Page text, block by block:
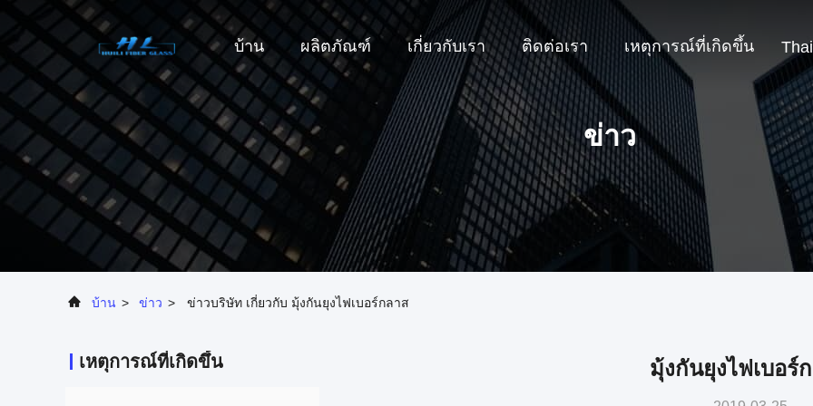
บ้าน ผลิตภัณฑ์ เกี่ยวกับเรา ติดต่อเรา เหตุการณ์ที่เกิดขึ้น Thai
ข่าว
บ้าน > ข่าว > ข่าวบริษัท เกี่ยวกับ มุ้งกันยุงไฟเบอร์กลาส
เหตุการณ์ที่เกิดขึ้น มุ้งกันยุงไฟเบอร์